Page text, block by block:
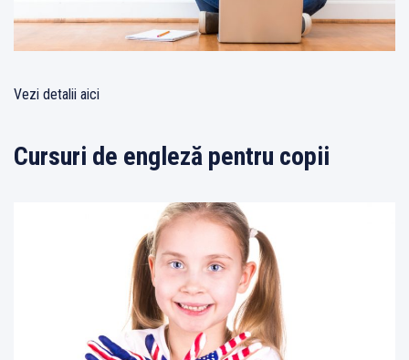
Vezi detalii aici
Cursuri de engleză pentru copii